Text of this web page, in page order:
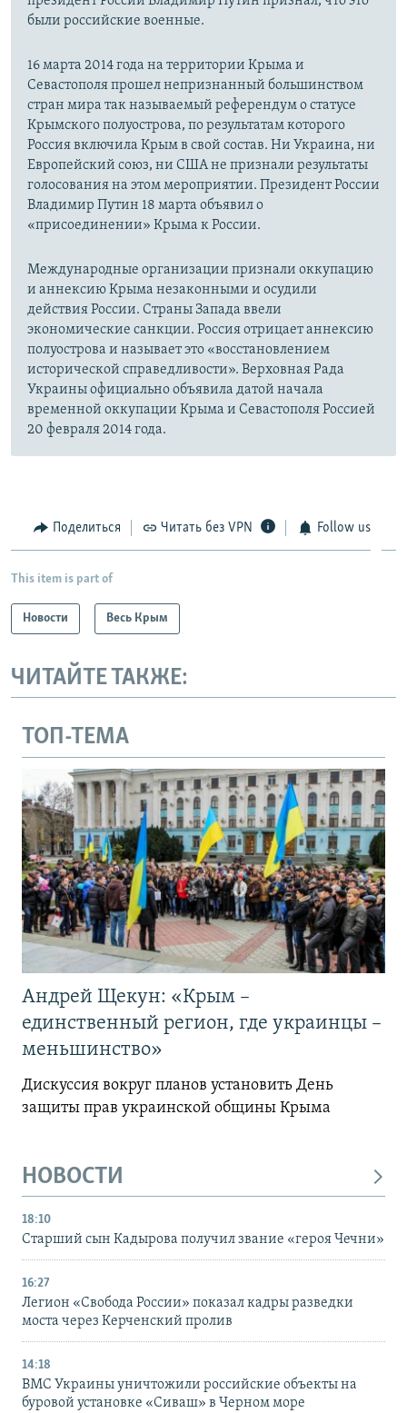
были российские военные.
16 марта 2014 года на территории Крыма и
Севастополя прошел непризнанный большинством
стран мира так называемый референдум о статусе
Крымского полуострова, по результатам которого
Россия включила Крым в свой состав. Ни Украина, ни
Европейский союз, ни США не признали результаты
голосования на этом мероприятии. Президент России
Владимир Путин 18 марта объявил о
«присоединении» Крыма к России.
Международные организации признали оккупацию
и аннексию Крыма незаконными и осудили
действия России. Страны Запада ввели
экономические санкции. Россия отрицает аннексию
полуострова и называет это «восстановлением
исторической справедливости». Верховная Рада
Украины официально объявила датой начала
временной оккупации Крыма и Севастополя Россией
20 февраля 2014 года.
Поделиться Читать без VPN Follow us
This item is part of
Новости Весь Крым
ЧИТАЙТЕ ТАКЖЕ:
ТОП-ТЕМА
Андрей Щекун: «Крым –
единственный регион, где украинцы –
меньшинство»
Дискуссия вокруг планов установить День
защиты прав украинской общины Крыма
НОВОСТИ
18:10
Старший сын Кадырова получил звание «героя Чечни»
16:27
Легион «Свобода России» показал кадры разведки
моста через Керченский пролив
14:18
ВМС Украины уничтожили российские объекты на
буровой установке «Сиваш» в Черном море